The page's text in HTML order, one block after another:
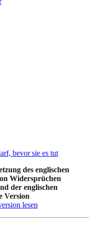
bevor sie es tut
des englischen
Widersprüchen
der englischen
Version
lesen